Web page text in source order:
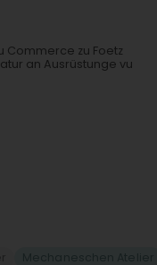
Commerce zu Foetz
an Ausrüstunge vu